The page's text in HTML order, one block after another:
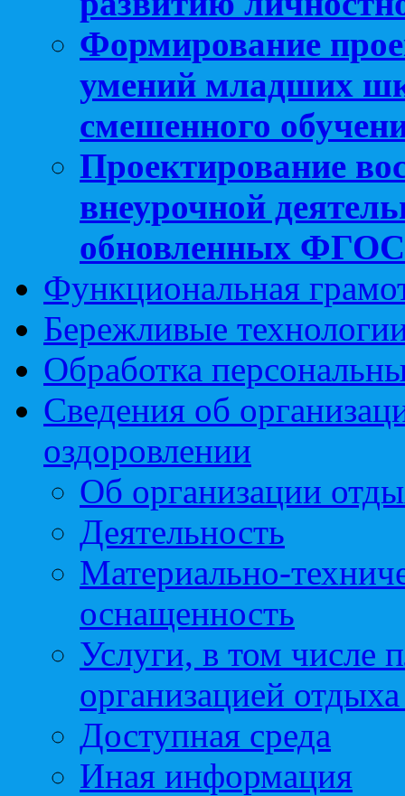
Формирование
умений младших
смешенного
Проектирование
внеурочной
обновленных
Функциональная
Бережливые
Обработка
Сведения об
оздоровлении
Об организации
Деятельность
Материально-
оснащенность
Услуги, в том числе
организацией
Доступная среда
Иная информация